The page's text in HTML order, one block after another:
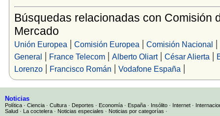
Búsquedas relacionadas con Comisión
Mercado
Unión Europea | Comisión Europea | Comisión Nacional |
General | France Telecom| Alberto Oliart| César Alierta |
Lorenzo| Francisco Román | Vodafone España |
Noticias
Política · Ciencia · Cultura · Deportes · Economía · España · Insólito · Internet ·
Salud · La coctelera · Noticias especiales · Noticias por categorías ·